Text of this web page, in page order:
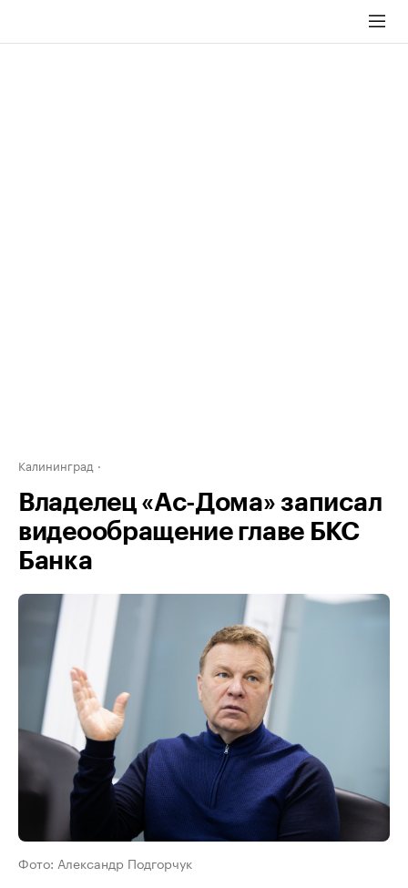
Калининград
Владелец «Ас-Дома» записал
видеообращение главе БКС
Банка
Фото: Александр Подгорчук